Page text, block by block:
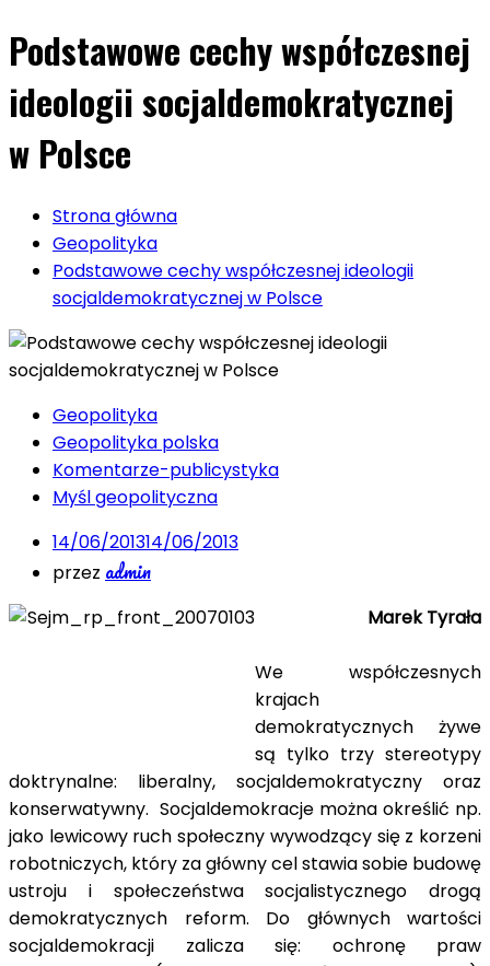
Podstawowe cechy współczesnej
ideologii socjaldemokratycznej
w Polsce
Strona główna
Geopolityka
Podstawowe cechy współczesnej ideologii
socjaldemokratycznej w Polsce
Geopolityka
Geopolityka polska
Komentarze-publicystyka
Myśl geopolityczna
14/06/201314/06/2013
przez admin
Marek Tyrała
We współczesnych
krajach
demokratycznych żywe
są tylko trzy stereotypy
doktrynalne: liberalny, socjaldemokratyczny oraz
konserwatywny. Socjaldemokracje można określić np.
jako lewicowy ruch społeczny wywodzący się z korzeni
robotniczych, który za główny cel stawia sobie budowę
ustroju i społeczeństwa socjalistycznego drogą
demokratycznych reform. Do głównych wartości
socjaldemokracji zalicza się: ochronę praw